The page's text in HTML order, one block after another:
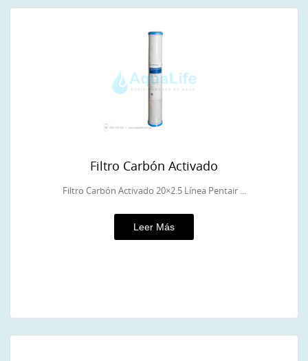
Filtro Carbón Activado
Filtro Carbón Activado 20×2.5 Línea Pentair ...
Leer Más